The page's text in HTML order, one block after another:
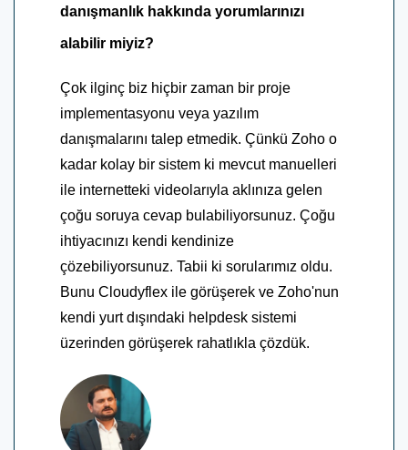
danışmanlık hakkında yorumlarınızı
alabilir miyiz?
Çok ilginç biz hiçbir zaman bir proje
implementasyonu veya yazılım
danışmalarını talep etmedik. Çünkü Zoho o
kadar kolay bir sistem ki mevcut manuelleri
ile internetteki videolarıyla aklınıza gelen
çoğu soruya cevap bulabiliyorsunuz. Çoğu
ihtiyacınızı kendi kendinize
çözebiliyorsunuz. Tabii ki sorularımız oldu.
Bunu Cloudyflex ile görüşerek ve Zoho'nun
kendi yurt dışındaki helpdesk sistemi
üzerinden görüşerek rahatlıkla çözdük.